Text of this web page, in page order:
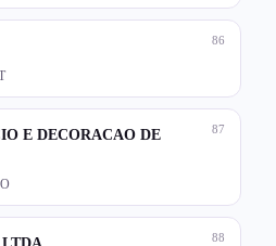
86
87
E DECORACAO DE
88